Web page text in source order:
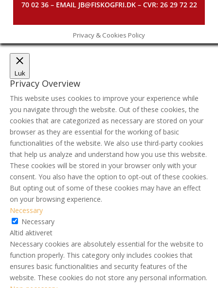
70 02 36 – EMAIL JB@FISKOGFRI.DK – CVR: 26 29 72 22
Privacy & Cookies Policy
Luk
Privacy Overview
This website uses cookies to improve your experience while
you navigate through the website. Out of these cookies, the
cookies that are categorized as necessary are stored on your
browser as they are essential for the working of basic
functionalities of the website. We also use third-party cookies
that help us analyze and understand how you use this website.
These cookies will be stored in your browser only with your
consent. You also have the option to opt-out of these cookies.
But opting out of some of these cookies may have an effect
on your browsing experience.
Necessary
Necessary
Altid aktiveret
Necessary cookies are absolutely essential for the website to
function properly. This category only includes cookies that
ensures basic functionalities and security features of the
website. These cookies do not store any personal information.